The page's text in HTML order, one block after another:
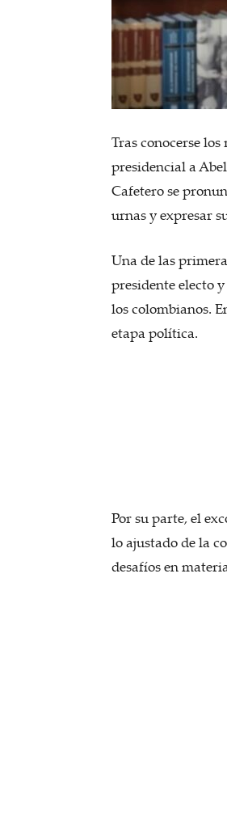
Tras conocerse
presidencial a
Cafetero se
urnas y expresar
Una de las
presidente electo
los colombianos.
etapa política.
Por su parte, el
lo ajustado de la
desafíos en